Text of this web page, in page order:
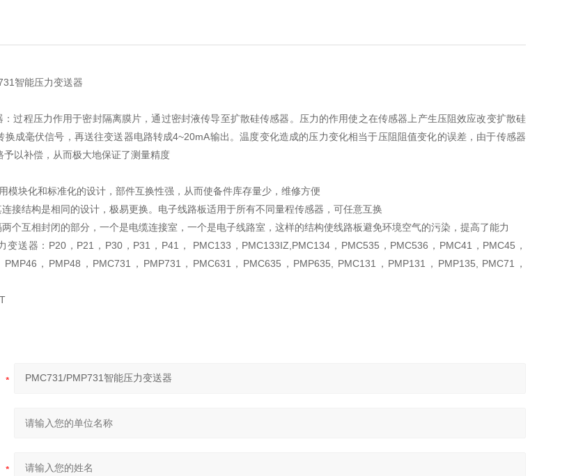
智能压力变送器
程压力作用于密封隔离膜片，通过密封液传导至扩散硅传感器。压力的作用使之在传感器上产生压阻效应改变扩散硅
换成毫伏信号，再送往变送器电路转成4~20mA输出。温度变化造成的压力变化相当于压阻阻值变化的误差，由于传感器
予以补偿，从而极大地保证了测量精度
化和标准化的设计，部件互换性强，从而使备件库存量少，维修方便
结构是相同的设计，极易更换。电子线路板适用于所有不同量程传感器，可任意互换
相封闭的部分，一个是电缆连接室，一个是电子线路室，这样的结构使线路板避免环境空气的污染，提高了能力
变送器：P20，P21，P30，P31，P41， PMC133，PMC133IZ,PMC134，PMC535，PMC536，PMC41，PMC45，
PMP46，PMP48，PMC731，PMP731，PMC631，PMC635，PMP635, PMC131，PMP131，PMP135, PMC71，